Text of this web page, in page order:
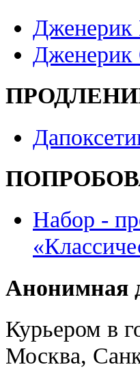
Дженерик
Дженерик
Набор -
Анонимная
Курьером в
Москва,